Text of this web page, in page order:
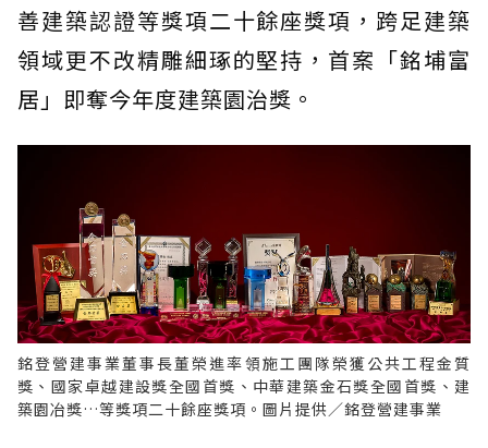
善建築認證等獎項二十餘座獎項，跨足建築
領域更不改精雕細琢的堅持，首案「銘埔富
居」即奪今年度建築園治獎。
銘登營建事業董事長董榮進率領施工團隊榮獲公共工程金質
獎、國家卓越建設獎全國首獎、中華建築金石獎全國首獎、建
築園冶獎…等獎項二十餘座獎項。圖片提供／銘登營建事業